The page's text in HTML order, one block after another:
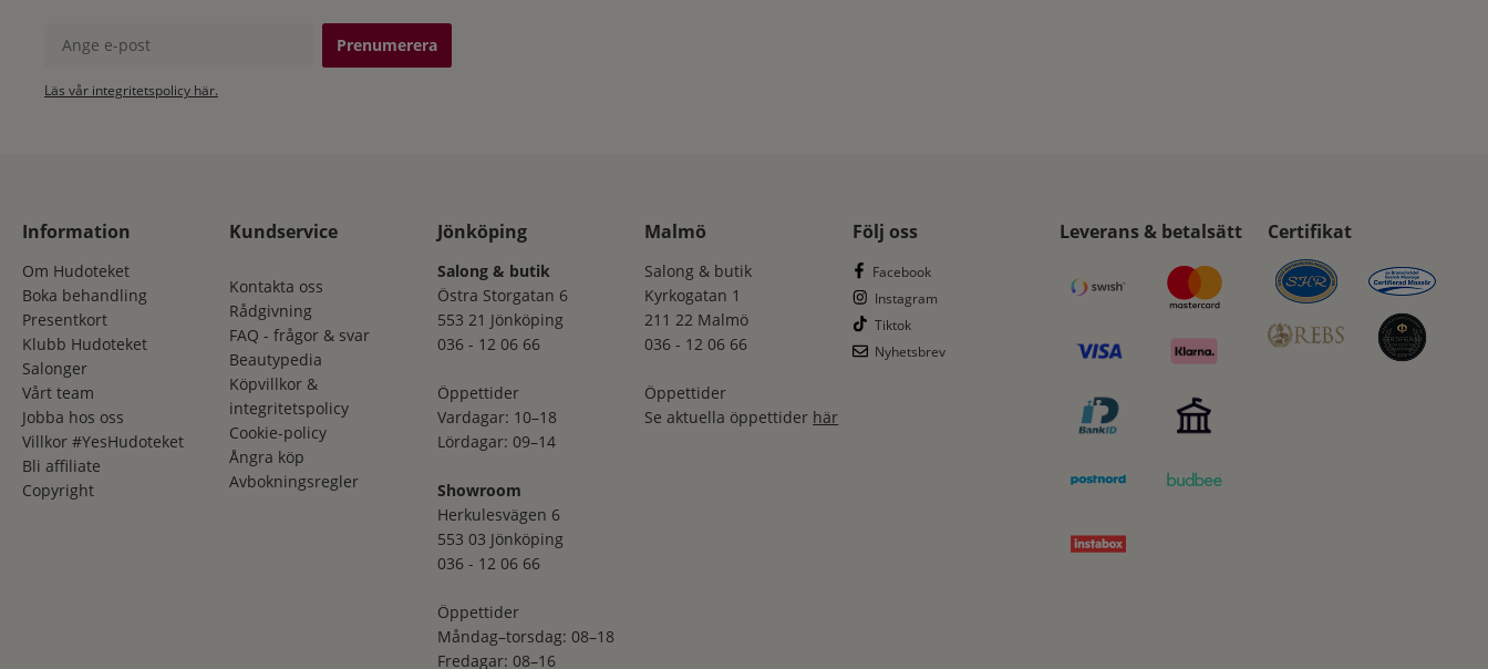
Ange e-post
Läs vår integritetspolicy här.
Information
Om Hudoteket
Boka behandling
Presentkort
Klubb Hudoteket
Salonger
Vårt team
Jobba hos oss
Villkor #YesHudoteket
Bli affiliate
Copyright
Kundservice
Kontakta oss
Rådgivning
FAQ - frågor & svar
Beautypedia
Köpvillkor &
integritetspolicy
Cookie-policy
Ångra köp
Avbokningsregler
Jönköping
Salong & butik
Östra Storgatan 6
553 21 Jönköping
036 - 12 06 66
Öppettider
Vardagar: 10–18
Lördagar: 09–14
Showroom
Herkulesvägen 6
553 03 Jönköping
036 - 12 06 66
Öppettider
Måndag–torsdag: 08–18
Fredagar: 08–16
Malmö
Salong & butik
Kyrkogatan 1
211 22 Malmö
036 - 12 06 66
Öppettider
Se aktuella öppettider här
Följ oss
Facebook
Instagram
Tiktok
Nyhetsbrev
Leverans & betalsätt Certifikat